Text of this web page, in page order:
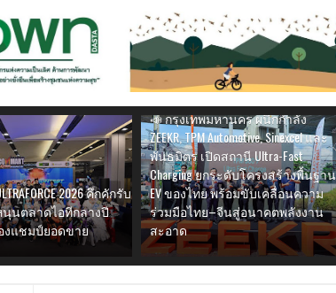
2026 คึกคักรับ
นุนตลาดไอทีกลางปี
งแชมป์ยอดขาย
เทคโนโลยี
📣 กรุงเทพมหานคร ผนึกกำลัง
ZEEKR, TPM Automotive, Sinexcel และ
พันธมิตร เปิดสถานี Ultra-Fast
Charging ยกระดับโครงสร้างพื้นฐาน
EV ของไทย พร้อมขับเคลื่อนความ
ร่วมมือไทย–จีนสู่อนาคตพลังงาน
สะอาด